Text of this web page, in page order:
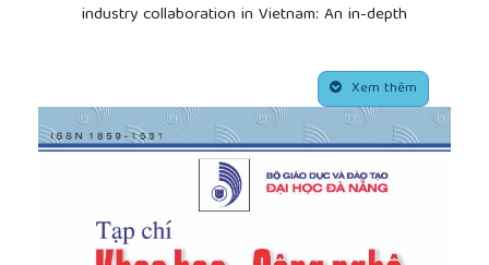
industry collaboration in Vietnam: An in-depth
2024. doi: 10.1177/09504222241249040.
[4]V. H. Nguyễn, T. N. Hoàng, and Q. D. Phạm,
“Scientific productivity in Vietnam as seen from
Scopus: A preliminary analysis”,Scientometrics, vol.
111, no. 1, pp. 61–80, 2017. doi: 10.1007/s11192-016-
[5]P. M. Gilmour, “Enhancing research collaboration
within a large university department”,Innovations in
Xem thêm